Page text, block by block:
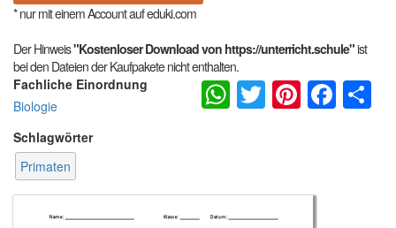
* nur mit einem Account auf eduki.com
Der Hinweis"Kostenloser Download von https://unterricht.schule"ist
bei den Dateien der Kaufpakete nicht enthalten.
Fachliche Einordnung
Biologie
Schlagwörter
Primaten
WhatsApp
Twitter